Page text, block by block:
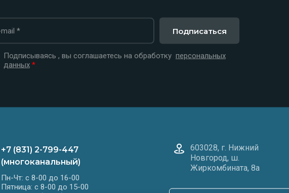
Подписываясь , вы соглашаетесь на обработку персональных
данных *
Подписаться
+7 (831) 2-799-447
(многоканальный)
Пн-Чт: с 8-00 до 16-00
Пятница: с 8-00 до 15-00
603028, г. Нижний
Новгород, ш.
Жиркомбината, 8а